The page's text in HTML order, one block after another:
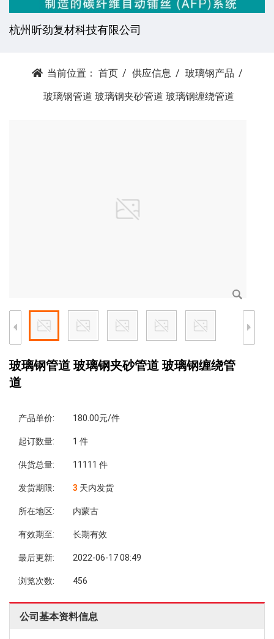
杭州昕劲复材科技有限公司
当前位置： 首页 供应信息
玻璃钢产品
玻璃钢管道 玻璃钢夹砂管道 玻璃钢缠绕管道
玻璃钢管道 玻璃钢夹砂管道 玻璃钢缠绕管
道
产品单价: 180.00元/件
起订数量: 1 件
供货总量: 11111 件
发货期限: 3 天内发货
所在地区: 内蒙古
有效期至: 长期有效
最后更新: 2022-06-17 08:49
浏览次数: 456
公司基本资料信息